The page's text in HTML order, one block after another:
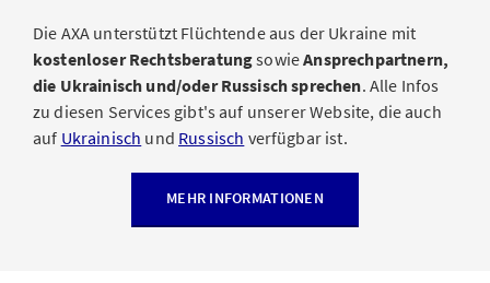
Die AXA unterstützt Flüchtende aus der Ukraine mit
kostenloser RechtsberatungsowieAnsprechpartnern,
die Ukrainisch und/oder Russisch sprechen. Alle Infos
zu diesen Services gibt's auf unserer Website, die auch
auf Ukrainisch und Russisch verfügbar ist.
MEHR INFORMATIONEN